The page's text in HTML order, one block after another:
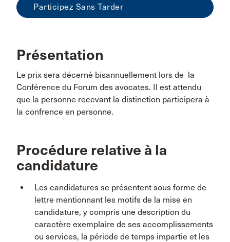
Participez Sans Tarder
Présentation
Le prix sera décerné bisannuellement lors de la
Conférence du Forum des avocates. Il est attendu
que la personne recevant la distinction participera à
la confrence en personne.
Procédure relative à la
candidature
Les candidatures se présentent sous forme de
lettre mentionnant les motifs de la mise en
candidature, y compris une description du
caractère exemplaire de ses accomplissements
ou services, la période de temps impartie et les